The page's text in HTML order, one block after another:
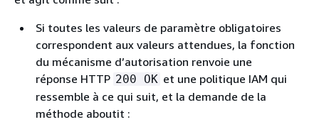
Si toutes les valeurs de paramètre obligatoires
correspondent aux valeurs attendues, la fonction
du mécanisme d’autorisation renvoie une
réponse HTTP 200 OK et une politique IAM qui
ressemble à ce qui suit, et la demande de la
méthode aboutit :